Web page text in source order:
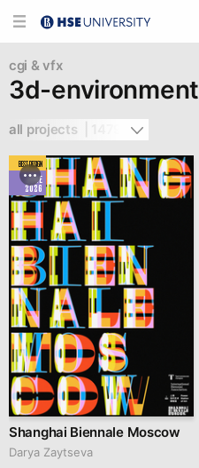
cgi & vfx
3d-environment
all projects  | 1479
BEST DESIGN
JUNE
2026
Shanghai Biennale Moscow
Darya Zaytseva